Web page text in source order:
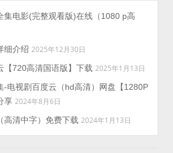
集电影(完整观看版)在线（1080 p高
细介绍 2025年12月30日
【720高清国语版】下载 2025年1月13日
-电视剧百度云（hd高清）网盘【1280P
享 2024年8月6日
高清中字）免费下载 2024年1月13日